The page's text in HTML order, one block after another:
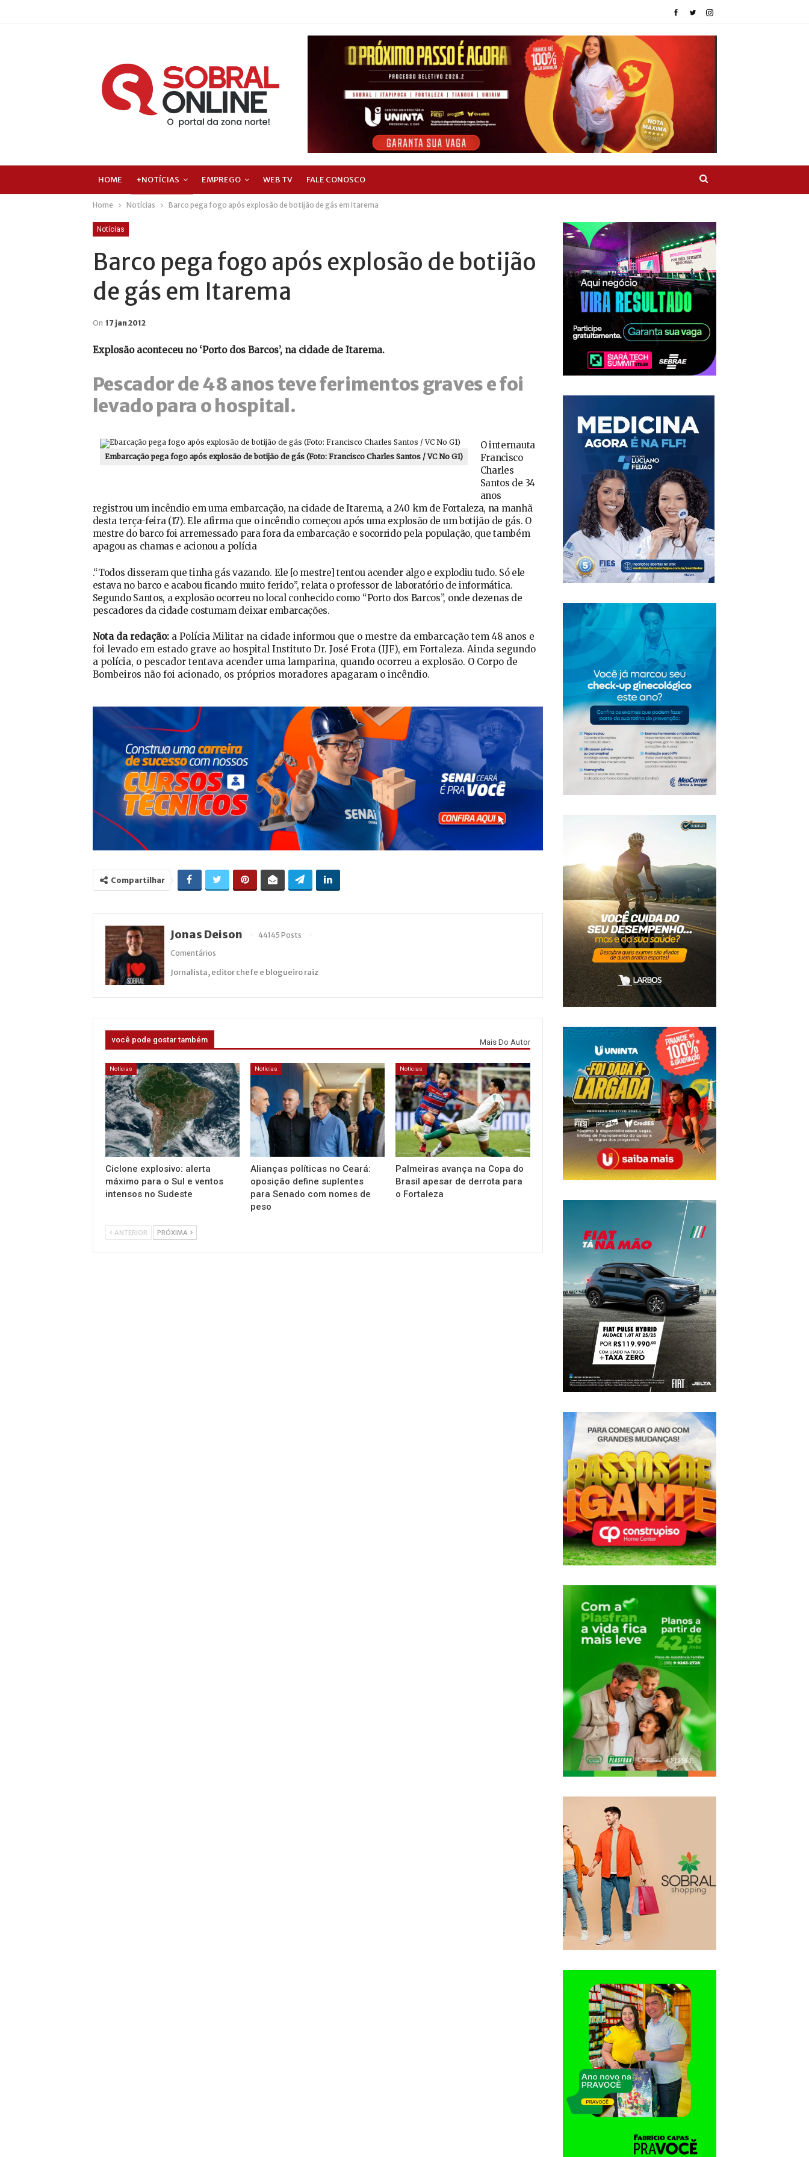
HOME +NOTÍCIAS EMPREGO WEB TV FALE CONOSCO
Home Notícias Barco pega fogo após explosão de botijão de gás em Itarema
Notícias
Barco pega fogo após explosão de botijão
de gás em Itarema
On 17 jan 2012
Explosão aconteceu no ‘Porto dos Barcos’, na cidade de Itarema.
Pescador de 48 anos teve ferimentos graves e foi
levado para o hospital.
Embarcação pega fogo após explosão de botijão de gás (Foto: Francisco Charles Santos / VC No G1)
O internauta
Francisco
Charles
Santos de 34
anos
registrou um incêndio em uma embarcação, na cidade de Itarema, a 240 km de Fortaleza, na manhã
desta terça-feira (17). Ele afirma que o incêndio começou após uma explosão de um botijão de gás. O
mestre do barco foi arremessado para fora da embarcação e socorrido pela população, que também
apagou as chamas e acionou a polícia
.“Todos disseram que tinha gás vazando. Ele [o mestre] tentou acender algo e explodiu tudo. Só ele
estava no barco e acabou ficando muito ferido”, relata o professor de laboratório de informática.
Segundo Santos, a explosão ocorreu no local conhecido como “Porto dos Barcos”, onde dezenas de
pescadores da cidade costumam deixar embarcações.
Nota da redação:a Polícia Militar na cidade informou que o mestre da embarcação tem 48 anos e
foi levado em estado grave ao hospital Instituto Dr. José Frota (IJF), em Fortaleza. Ainda segundo
a polícia, o pescador tentava acender uma lamparina, quando ocorreu a explosão. O Corpo de
Bombeiros não foi acionado, os próprios moradores apagaram o incêndio.
Compartilhar
Jonas Deison
44145 Posts
Comentários
Jornalista, editor chefe e blogueiro raiz
você pode gostar também Mais Do Autor
Notícias
Ciclone explosivo: alerta
máximo para o Sul e ventos
intensos no Sudeste
Notícias
Alianças políticas no Ceará:
oposição define suplentes
para Senado com nomes de
peso
Notícias
Palmeiras avança na Copa do
Brasil apesar de derrota para
o Fortaleza
ANTERIOR PRÓXIMA